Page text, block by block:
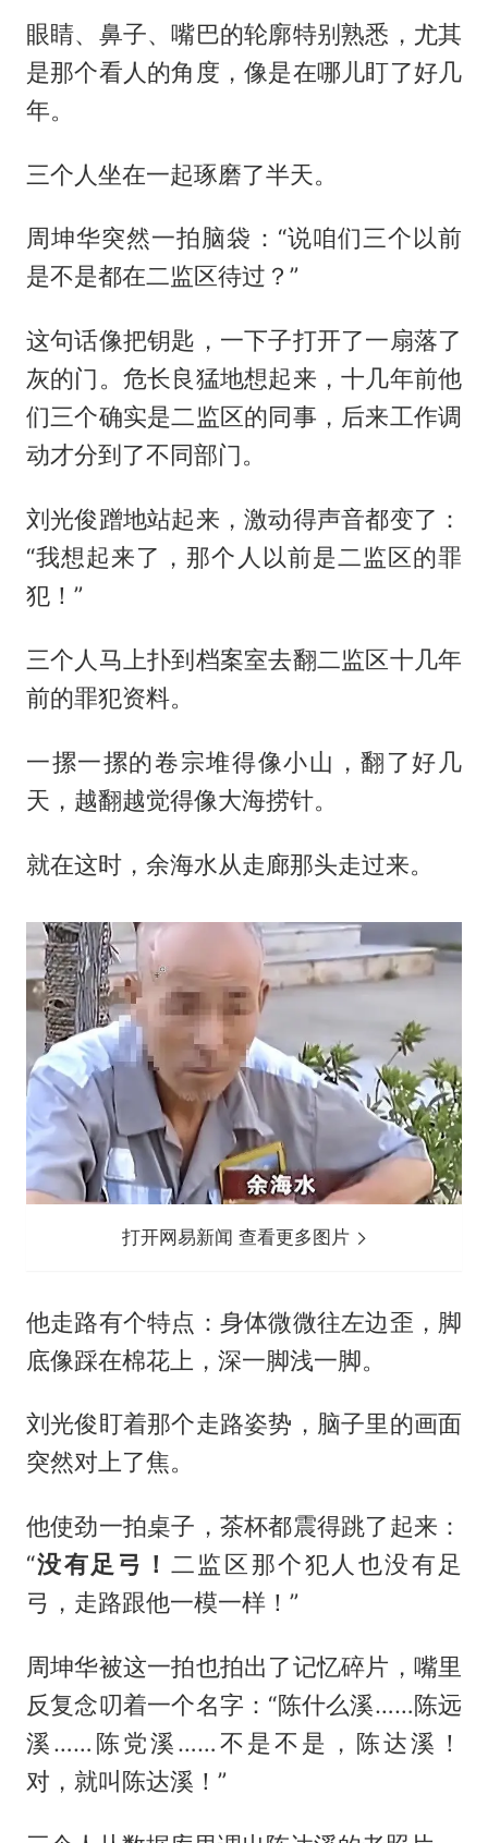
眼睛、鼻子、嘴巴的轮廓特别熟悉，尤其
是那个看人的角度，像是在哪儿盯了好几
年。
三个人坐在一起琢磨了半天。
周坤华突然一拍脑袋：“说咱们三个以前
是不是都在二监区待过？”
这句话像把钥匙，一下子打开了一扇落了
灰的门。危长良猛地想起来，十几年前他
们三个确实是二监区的同事，后来工作调
动才分到了不同部门。
刘光俊蹭地站起来，激动得声音都变了：
“我想起来了，那个人以前是二监区的罪
犯！”
三个人马上扑到档案室去翻二监区十几年
前的罪犯资料。
一摞一摞的卷宗堆得像小山，翻了好几
天，越翻越觉得像大海捞针。
就在这时，余海水从走廊那头走过来。
打开网易新闻 查看更多图片
他走路有个特点：身体微微往左边歪，脚
底像踩在棉花上，深一脚浅一脚。
刘光俊盯着那个走路姿势，脑子里的画面
突然对上了焦。
他使劲一拍桌子，茶杯都震得跳了起来：
“没有足弓！ 二监区那个犯人也没有足
弓，走路跟他一模一样！”
周坤华被这一拍也拍出了记忆碎片，嘴里
反复念叨着一个名字：“陈什么溪……陈远
溪……陈党溪……不是不是，陈达溪！
对，就叫陈达溪！”